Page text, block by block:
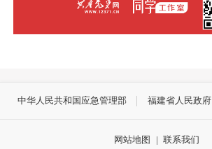
中华人民共和国应急管理部 福建省人民政府
网站地图 | 联系我们